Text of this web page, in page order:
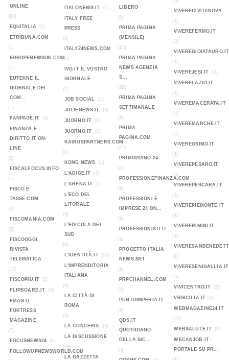
ONLINE
(93)
EQUITALIA
(1)
ETRIBUNA.COM
(1)
EUROPENEWSOK.COM
(1)
EUTEKNE IL
GIORNALE DEI
COM...
(1)
FANPAGE.IT
(1)
FINANZA E
DIRITTO.IT ON-
LINE
(2)
FISCALFOCUS.INFO
(1)
FISCO E
TASSE.COM
(3)
FISCOMANIA.COM
(3)
FISCOOGGI
RIVISTA
TELEMATICA
(17)
FISCOPIU.IT
(2)
FLIPBOARD.IT (1)
FMAG.IT -
FORTRESS
MAGAZINE
(7)
FOCUSNEWS24
(1)
FOLLOWUPNEWSWORLD.COM
ITALONEWS.IT
(1)
ITALY FREE
PRESS
(1)
ITALY24NEWS.COM
(1)
IVG.IT IL VOSTRO
GIORNALE
(1)
JOB SOCIAL
(1)
JULIENEWS.IT (1)
JUORNO.IT (0)
JUORNO.IT (3)
KAIROSPARTNERS.COM
(1)
KONG NEWS
(1)
L'ADIGE.IT (0)
L'ARENA.IT (1)
L'ECO DEL
LITORALE
(9)
L'EDICOLA DEL
SUD
(8)
L'IDENTITÀ.IT
(20)
L'IMPRENDITORIA
ITALIANA
(9)
LA CITTÀ DI
ROMA
(3)
LA CONCERIA
(1)
LA DISCUSSIONE
(93)
LA GAZZETTA
LIBERO
(2)
PRIMA PAGINA
(MENSILE)
(17)
PRIMA PAGINA
NEWS AGENZIA
S...
(16)
PRIMA PAGINA
SETTIMANALE
(1)
PRIMA-
PAGINA.COM
(27)
PRIMOPIANO 24
(4)
PROFESSIONEFINANZA.COM
(1)
PROFESSIONI E
IMPRESE 24 ON...
(1)
PROFESSIONISTI.IT
(1)
PROGETTO ITALIA
NEWS.NET
(1)
PRPCHANNEL.COM
(7)
PUNTOIMPERIA.IT
(1)
QDS.IT
QUOTIDIANO
DELLA SIC...
(5)
VIVERECIVITANOVA
(1)
VIVEREFERMO.IT
(3)
VIVEREGIOIATAURO.IT
(1)
VIVEREJESI.IT
(2)
VIVERELAZIO.IT
(1)
VIVEREMACERATA.IT
(4)
VIVEREMARCHE.IT
(2)
VIVEREOSIMO.IT
(1)
VIVEREPESARO.IT
(6)
VIVEREPESCARA.IT
(1)
VIVEREPIEMONTE.IT
(1)
VIVERERIMINI.IT
(1)
(1)
VIVERESENIGALLIA.IT
(5)
VIVICENTRO.IT
(3)
VRSICILIA.IT (1)
WEBMAGAZINE24.IT
(23)
WEBSALUTE.IT
(1)
WECANJOB.IT -
PORTALE SU PR...